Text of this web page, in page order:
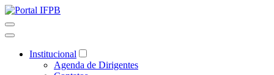
Institucional
Agenda de Dirigentes